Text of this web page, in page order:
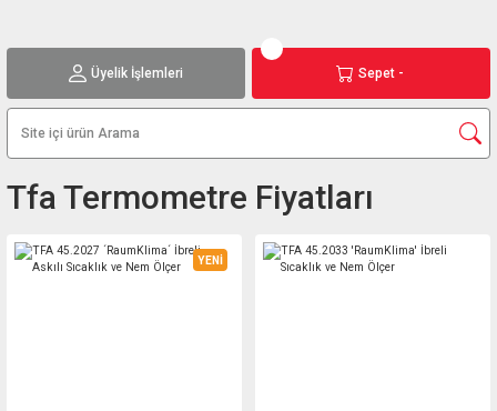
Üyelik İşlemleri Sepet -
Tfa Termometre Fiyatları
YENİ